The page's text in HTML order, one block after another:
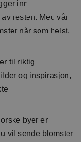
inn
resten. Med vår
når som helst,
til riktig
og inspirasjon,
byer er
vil sende blomster